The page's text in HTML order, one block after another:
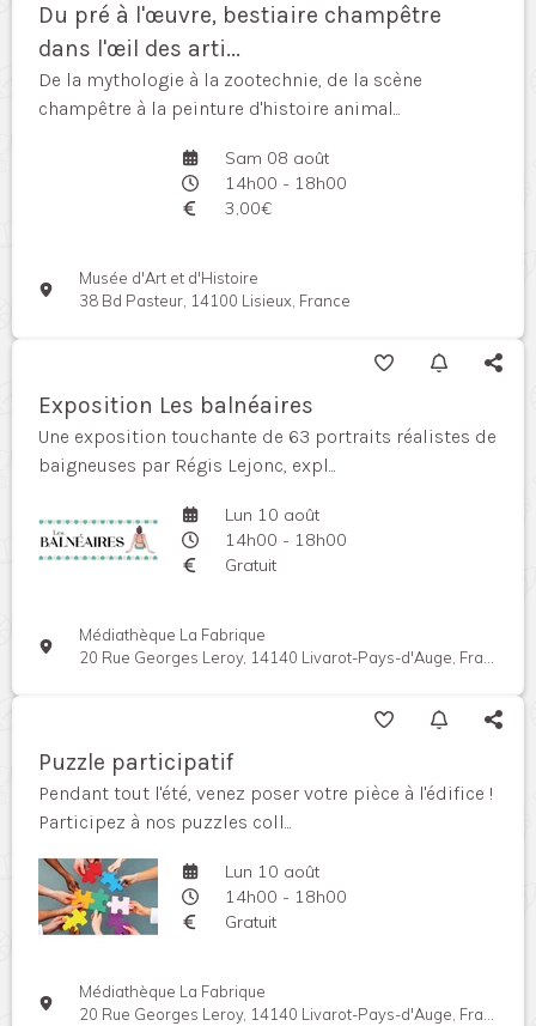
Du pré à l'œuvre, bestiaire champêtre
dans l'œil des arti...
De la mythologie à la zootechnie, de la scène
champêtre à la peinture d'histoire animal...
Sam 08 août
14h00 - 18h00
3,00€
Musée d'Art et d'Histoire
38 Bd Pasteur, 14100 Lisieux, France
Exposition Les balnéaires
Une exposition touchante de 63 portraits réalistes de
baigneuses par Régis Lejonc, expl...
Lun 10 août
14h00 - 18h00
Gratuit
Médiathèque La Fabrique
20 Rue Georges Leroy, 14140 Livarot-Pays-d'Auge, France
Puzzle participatif
Pendant tout l'été, venez poser votre pièce à l'édifice !
Participez à nos puzzles coll...
Lun 10 août
14h00 - 18h00
Gratuit
Médiathèque La Fabrique
20 Rue Georges Leroy, 14140 Livarot-Pays-d'Auge, France